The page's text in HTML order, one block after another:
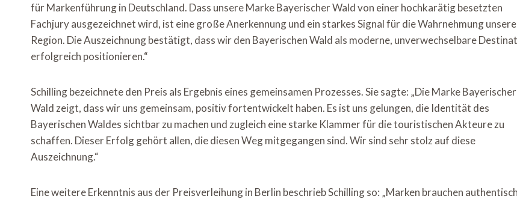
für Markenführung in Deutschland. Dass unsere Marke Bayerischer Wald von einer hochkarätig besetzten
Fachjury ausgezeichnet wird, ist eine große Anerkennung und ein starkes Signal für die Wahrnehmung
Region. Die Auszeichnung bestätigt, dass wir den Bayerischen Wald als moderne, unverwechselbare
erfolgreich positionieren.“
Schilling bezeichnete den Preis als Ergebnis eines gemeinsamen Prozesses. Sie sagte: „Die Marke Bayerischer
Wald zeigt, dass wir uns gemeinsam, positiv fortentwickelt haben. Es ist uns gelungen, die Identität des
Bayerischen Waldes sichtbar zu machen und zugleich eine starke Klammer für die touristischen Akteure zu
schaffen. Dieser Erfolg gehört allen, die diesen Weg mitgegangen sind. Wir sind sehr stolz auf diese
Auszeichnung.“
Eine weitere Erkenntnis aus der Preisverleihung in Berlin beschrieb Schilling so: „Marken brauchen